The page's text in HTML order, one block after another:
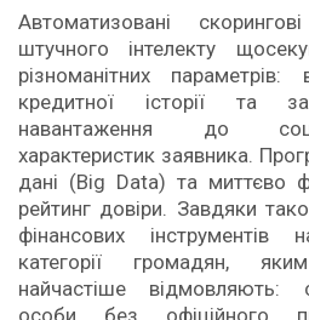
Автоматизовані
штучного інтелекту
різноманітних
кредитної історії та
навантаження до
характеристик заявника.
дані (Big Data) та миттєво
рейтинг довіри. Завдяки
фінансових інструментів
категорії громадян,
найчастіше відмовляють:
особи без офіційного